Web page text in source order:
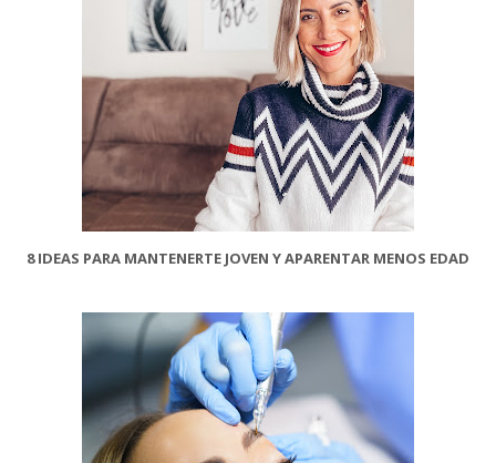
8 IDEAS PARA MANTENERTE JOVEN Y APARENTAR MENOS EDAD